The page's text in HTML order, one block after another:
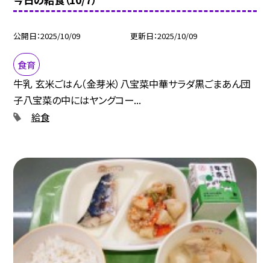
公開日 2025/10/09 更新日 2025/10/09
食育
牛乳 玄米ごはん（金芽米）八宝菜中華サラダ黒ごまあん団
子八宝菜の中にはヤングコー...
給食